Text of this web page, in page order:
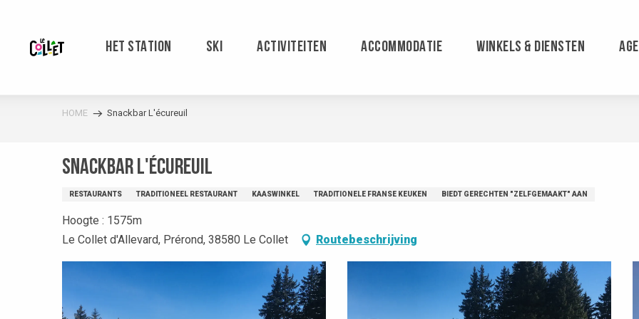
contenu
principal
HET STATION SKI ACTIVITEITEN ACCOMMODATIE WINKELS & DIENSTEN
HOME Snackbar L'écureuil
Snackbar L'écureuil
RESTAURANTS TRADITIONEEL RESTAURANT KAASWINKEL TRADITIONELE FRANSE KEUKEN BIEDT GERECHTEN "ZELFGEMAAKT" AAN
Hoogte : 1575m
Le Collet d'Allevard, Prérond, 38580 Le Collet
Routebeschrijving